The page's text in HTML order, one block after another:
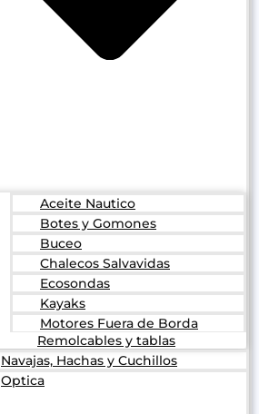
Aceite Nautico
Botes y Gomones
Buceo
Chalecos Salvavidas
Ecosondas
Kayaks
Motores Fuera de Borda
Remolcables y tablas
Navajas, Hachas y Cuchillos
Optica